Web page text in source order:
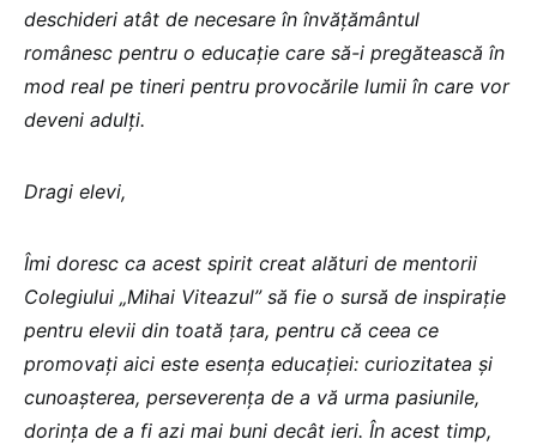
deschideri atât de necesare în învățământul
românesc pentru o educație care să-i pregătească în
mod real pe tineri pentru provocările lumii în care vor
deveni adulți.
Dragi elevi,
Îmi doresc ca acest spirit creat alături de mentorii
Colegiului „Mihai Viteazul” să fie o sursă de inspirație
pentru elevii din toată țara, pentru că ceea ce
promovați aici este esența educației: curiozitatea și
cunoașterea, perseverența de a vă urma pasiunile,
dorința de a fi azi mai buni decât ieri. În acest timp,